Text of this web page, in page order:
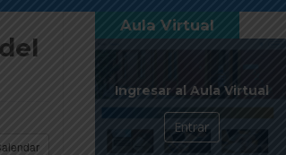
Aula Virtual
Ingresar al Aula Virtual
Entrar